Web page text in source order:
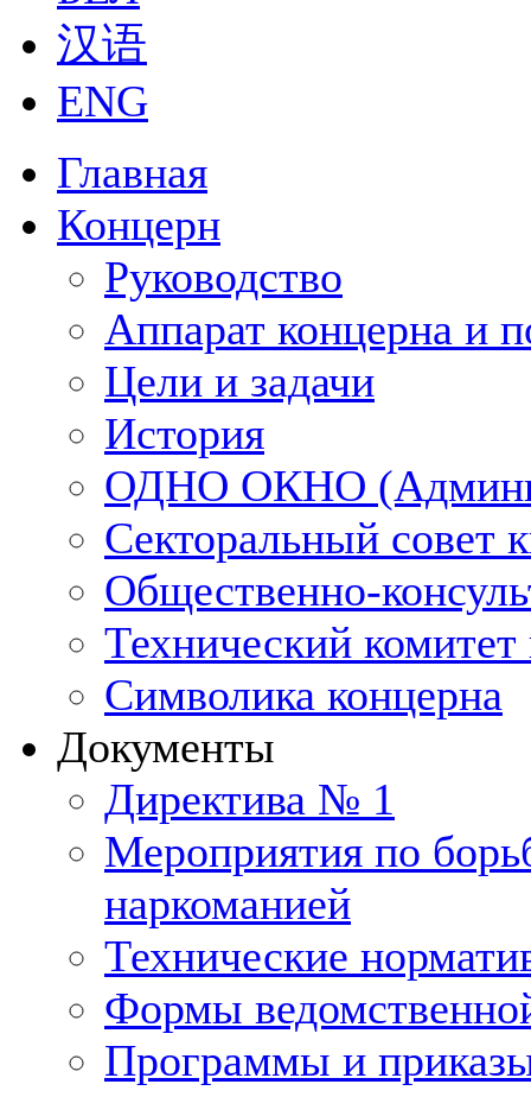
汉语
ENG
Главная
Концерн
Руководство
Аппарат концерна и
Цели и задачи
История
ОДНО ОКНО
Секторальный совет
Общественно-
Технический
Символика концерна
Документы
Директива № 1
Мероприятия по
наркоманией
Технические
Формы
Программы и